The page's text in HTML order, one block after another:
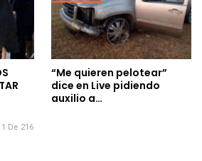
“Me quieren pelotear”
dice en Live pidiendo
auxilio a…
1 De 216